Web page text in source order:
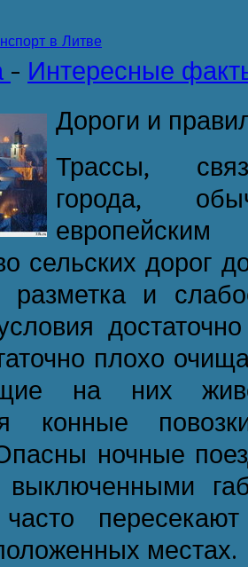
в Литве
- Интересные
Дороги и
Трассы,
города,
сельских дорог
разметка и
плохо
на них
конные
ночные
местах.